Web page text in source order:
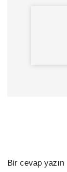
Bir cevap yazın